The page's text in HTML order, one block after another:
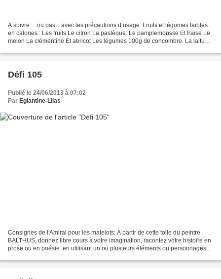
A suivre …ou pas…avec les précautions d’usage. Fruits et légumes faibles
en calories : Les fruits Le citron La pastèque. Le pamplemousse Et fraise Le
melon La clémentine Et abricot Les légumes 100g de concombre. La laitue
Défi 105
Publié le 24/06/2013 à 07:02
Par Eglantine-Lilas
Consignes de l'Amiral pour les matelots: À partir de cette toile du peintre
BALTHUS, donnez libre cours à votre imagination, racontez votre histoire en
prose ou en poésie. en utilisant un ou plusieurs éléments ou personnages